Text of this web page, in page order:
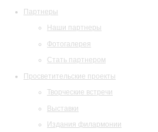
Партнеры
Наши партнеры
Фотогалерея
Стать партнером
Просветительские проекты
Творческие встречи
Выставки
Издания филармонии